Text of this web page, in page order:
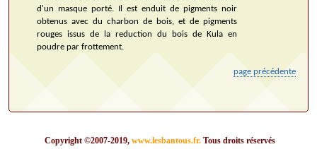
d'un masque porté. Il est enduit de pigments noir
obtenus avec du charbon de bois, et de pigments
rouges issus de la reduction du bois de Kula en
poudre par frottement.
page précédente
Copyright ©2007-2019, www.lesbantous.fr. Tous droits réservés